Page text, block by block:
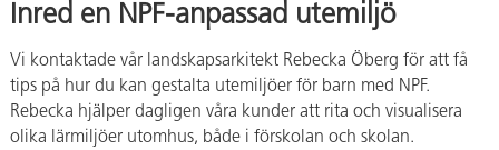
Inred en NPF-anpassad utemiljö
Vi kontaktade vår landskapsarkitekt Rebecka Öberg för att få
tips på hur du kan gestalta utemiljöer för barn med NPF.
Rebecka hjälper dagligen våra kunder att rita och visualisera
olika lärmiljöer utomhus, både i förskolan och skolan.